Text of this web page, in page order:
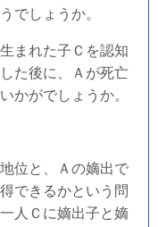
でしょうか。
まれた子Ｃを認知
た後に、Ａが死亡
かがでしょうか。
位と、Ａの嫡出で
できるかという問
人Ｃに嫡出子と嫡